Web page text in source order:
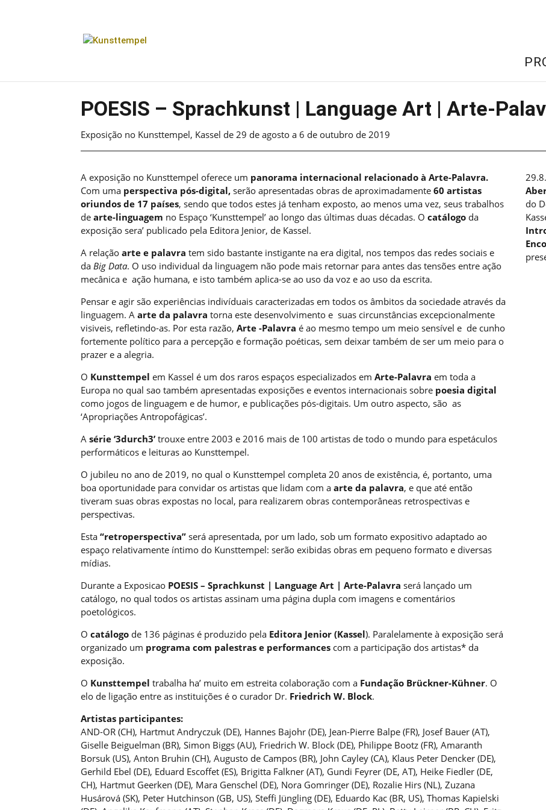
POESIS – Sprachkunst | Language Art | Arte-
Exposição no Kunsttempel, Kassel de 29 de agosto a 6 de outubro de 2019
A exposição no Kunsttempel oferece um panorama internacional relacionado à Arte-Palavra.
Com uma perspectiva pós-digital,serão apresentadas obras de aproximadamente60 artistas
oriundos de 17 países, sendo que todos estes já tenham exposto, ao menos uma vez, seus trabalhos
dearte-linguagem no Espaço ‘Kunsttempel’ ao longo das últimas duas décadas. Ocatálogo da
exposição sera’ publicado pela Editora Jenior, de Kassel.
A relaçãoarte e palavratem sido bastante instigante na era digital, nos tempos das redes sociais e
daBig Data. O uso individual da linguagem não pode mais retornar para antes das tensões entre ação
mecânica e ação humana, e isto também aplica-se ao uso da voz e ao uso da escrita.
Pensar e agir são experiências indivíduais caracterizadas em todos os âmbitos da sociedade através da
linguagem. Aarte da palavratorna este desenvolvimento e suas circunstâncias excepcionalmente
visiveis, refletindo-as. Por esta razão,Arte -Palavra é ao mesmo tempo um meio sensível e de cunho
fortemente político para a percepção e formação poéticas, sem deixar também de ser um meio para o
prazer e a alegria.
O Kunsttempel em Kassel é um dos raros espaços especializados emArte-Palavraem toda a
Europa no qual sao também apresentadas exposições e eventos internacionais sobre poesia digital
como jogos de linguagem e de humor, e publicações pós-digitais. Um outro aspecto, são as
‘Apropriações Antropofágicas’.
Asérie ‘3durch3’ trouxe entre 2003 e 2016 mais de 100 artistas de todo o mundo para espetáculos
performáticos e leituras ao Kunsttempel.
O jubileu no ano de 2019, no qual o Kunsttempel completa 20 anos de existência, é, portanto, uma
boa oportunidade para convidar os artistas que lidam com aarte da palavra, e que até então
tiveram suas obras expostas no local, para realizarem obras contemporâneas retrospectivas e
perspectivas.
Esta“retroperspectiva” será apresentada, por um lado, sob um formato expositivo adaptado ao
espaço relativamente íntimo do Kunsttempel: serão exibidas obras em pequeno formato e diversas
mídias.
Durante a Exposicao POESIS – Sprachkunst | Language Art | Arte-Palavra será lançado um
catálogo, no qual todos os artistas assinam uma página dupla com imagens e comentários
poetológicos.
Ocatálogo de 136 páginas é produzido pela Editora Jenior (Kassel). Paralelamente à exposição será
organizado um programa com palestras e performances com a participação dos artistas* da
exposição.
O Kunsttempel trabalha ha’ muito em estreita colaboração com a Fundação Brückner-Kühner. O
elo de ligação entre as instituições é o curador Dr. Friedrich W. Block.
Artistas participantes:
AND-OR (CH), Hartmut Andryczuk (DE), Hannes Bajohr (DE), Jean-Pierre Balpe (FR), Josef Bauer (AT),
Giselle Beiguelman (BR), Simon Biggs (AU), Friedrich W. Block (DE), Philippe Bootz (FR), Amaranth
Borsuk (US), Anton Bruhin (CH), Augusto de Campos (BR), John Cayley (CA), Klaus Peter Dencker (DE),
Gerhild Ebel (DE), Eduard Escoffet (ES), Brigitta Falkner (AT), Gundi Feyrer (DE, AT), Heike Fiedler (DE,
CH), Hartmut Geerken (DE), Mara Genschel (DE), Nora Gomringer (DE), Rozalie Hirs (NL), Zuzana
Husárová (SK), Peter Hutchinson (GB, US), Steffi Jüngling (DE), Eduardo Kac (BR, US), Thomas Kapielski
do